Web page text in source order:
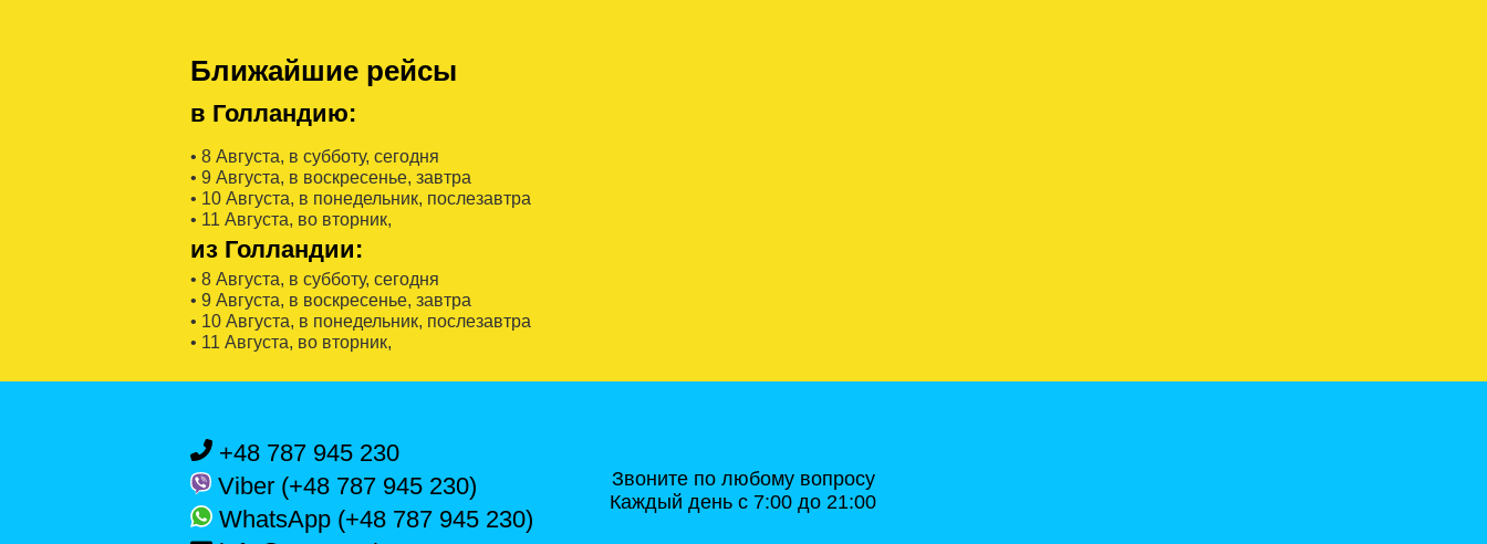
Ближайшие рейсы
в Голландию:
• 8 Августa, в субботу, сегодня
• 9 Августa, в воскресенье, завтра
• 10 Августa, в понедельник, послезавтра
• 11 Августa, во вторник,
из Голландии:
• 8 Августa, в субботу, сегодня
• 9 Августa, в воскресенье, завтра
• 10 Августa, в понедельник, послезавтра
• 11 Августa, во вторник,
+48 787 945 230
Viber (+48 787 945 230)
WhatsApp (+48 787 945 230)
Звоните по любому вопросу
Каждый день с 7:00 до 21:00